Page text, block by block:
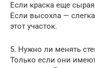
Если краска еще
Если высохла —
этот участок.
5. Нужно ли менять
Только если они